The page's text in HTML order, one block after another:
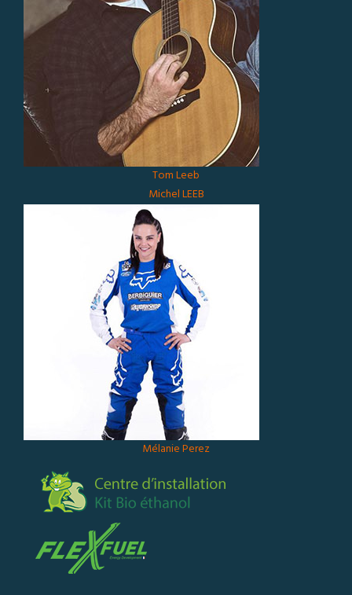
Tom Leeb
Michel LEEB
Mélanie Perez